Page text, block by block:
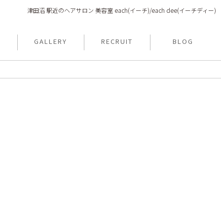
津田沼 駅近のヘアサロン 美容室 each(イーチ)/each dee(イーチディー)
GALLERY RECRUIT BLOG